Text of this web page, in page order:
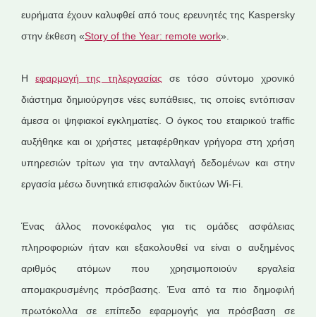
ευρήματα έχουν καλυφθεί από τους ερευνητές της Kaspersky
στην έκθεση «Story of the Year: remote work».
Η εφαρμογή της τηλεργασίας σε τόσο σύντομο χρονικό
διάστημα δημιούργησε νέες ευπάθειες, τις οποίες εντόπισαν
άμεσα οι ψηφιακοί εγκληματίες. Ο όγκος του εταιρικού traffic
αυξήθηκε και οι χρήστες μεταφέρθηκαν γρήγορα στη χρήση
υπηρεσιών τρίτων για την ανταλλαγή δεδομένων και στην
εργασία μέσω δυνητικά επισφαλών δικτύων Wi-Fi.
Ένας άλλος πονοκέφαλος για τις ομάδες ασφάλειας
πληροφοριών ήταν και εξακολουθεί να είναι ο αυξημένος
αριθμός ατόμων που χρησιμοποιούν εργαλεία
απομακρυσμένης πρόσβασης. Ένα από τα πιο δημοφιλή
πρωτόκολλα σε επίπεδο εφαρμογής για πρόσβαση σε